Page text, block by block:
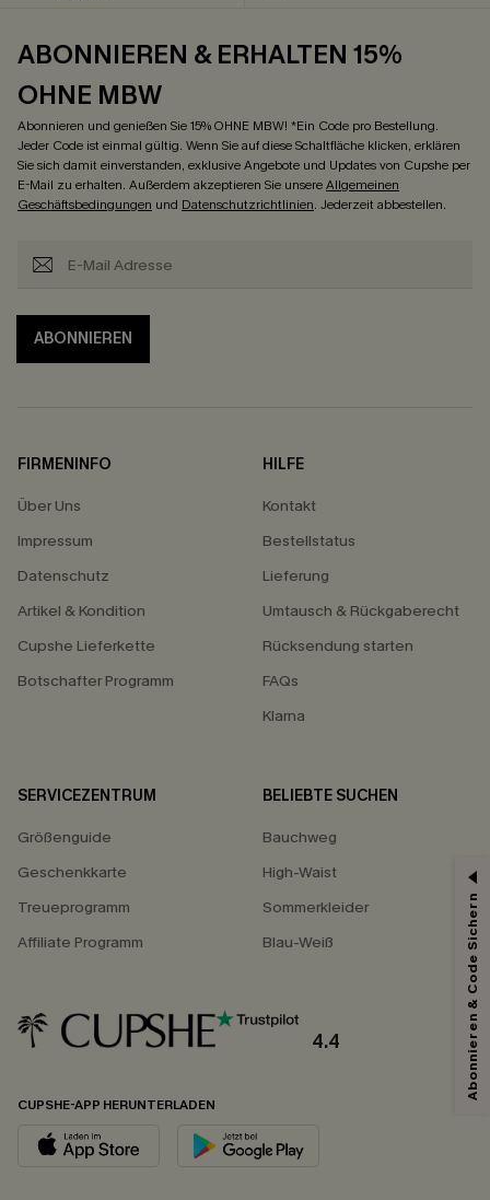
ABONNIEREN & ERHALTEN 15%
OHNE MBW
Abonnieren und genießen Sie 15% OHNE MBW! *Ein Code pro Bestellung.
Jeder Code ist einmal gültig. Wenn Sie auf diese Schaltfläche klicken, erklären
Sie sich damit einverstanden, exklusive Angebote und Updates von Cupshe per
E-Mail zu erhalten. Außerdem akzeptieren Sie unsereAllgemeinen
Geschäftsbedingungen und Datenschutzrichtlinien. Jederzeit abbestellen.
ABONNIEREN
FIRMENINFO
Über Uns
Impressum
Datenschutz
Artikel & Kondition
Cupshe Lieferkette
Botschafter Programm
HILFE
Kontakt
Bestellstatus
Lieferung
Umtausch & Rückgaberecht
Rücksendung starten
FAQs
Klarna
SERVICEZENTRUM
Größenguide
Geschenkkarte
Treueprogramm
Affiliate Programm
BELIEBTE SUCHEN
Bauchweg
High-Waist
Sommerkleider
Blau-Weiß
4.4
CUPSHE-APP HERUNTERLADEN
Abonnieren & Code Sichern